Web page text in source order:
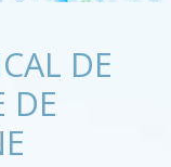
DE
DE